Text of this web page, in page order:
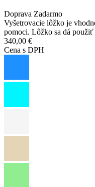
Doprava Zadarmo
Vyšetrovacie lôžko je
pomoci. Lôžko sa dá použiť
340,00 €
Cena s DPH